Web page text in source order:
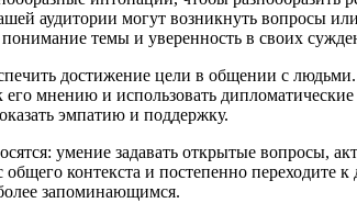
аудитории могут возникнуть вопросы
темы и уверенность в своих
достижение цели в общении с
мнению и использовать
эмпатию и поддержку.
умение задавать открытые вопросы,
контекста и постепенно переходите к
запоминающимся.